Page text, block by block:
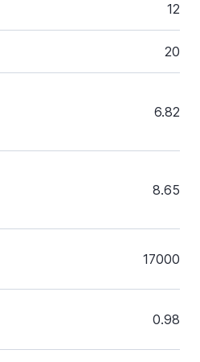
12
20
6.82
8.65
17000
0.98